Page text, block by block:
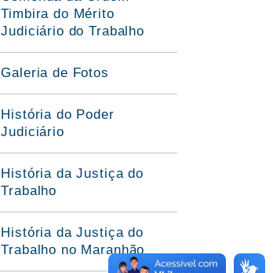
Timbira do Mérito
Judiciário do Trabalho
Galeria de Fotos
História do Poder
Judiciário
História da Justiça do
Trabalho
História da Justiça do
Trabalho no Maranhão